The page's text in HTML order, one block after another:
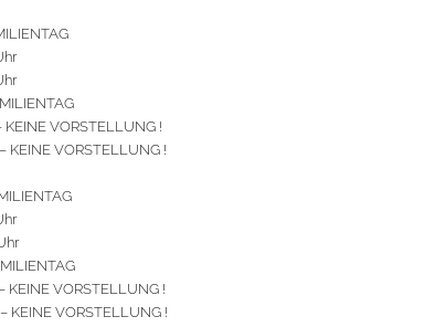
KEINE VORSTELLUNG !
KEINE VORSTELLUNG !
KEINE VORSTELLUNG !
KEINE VORSTELLUNG !